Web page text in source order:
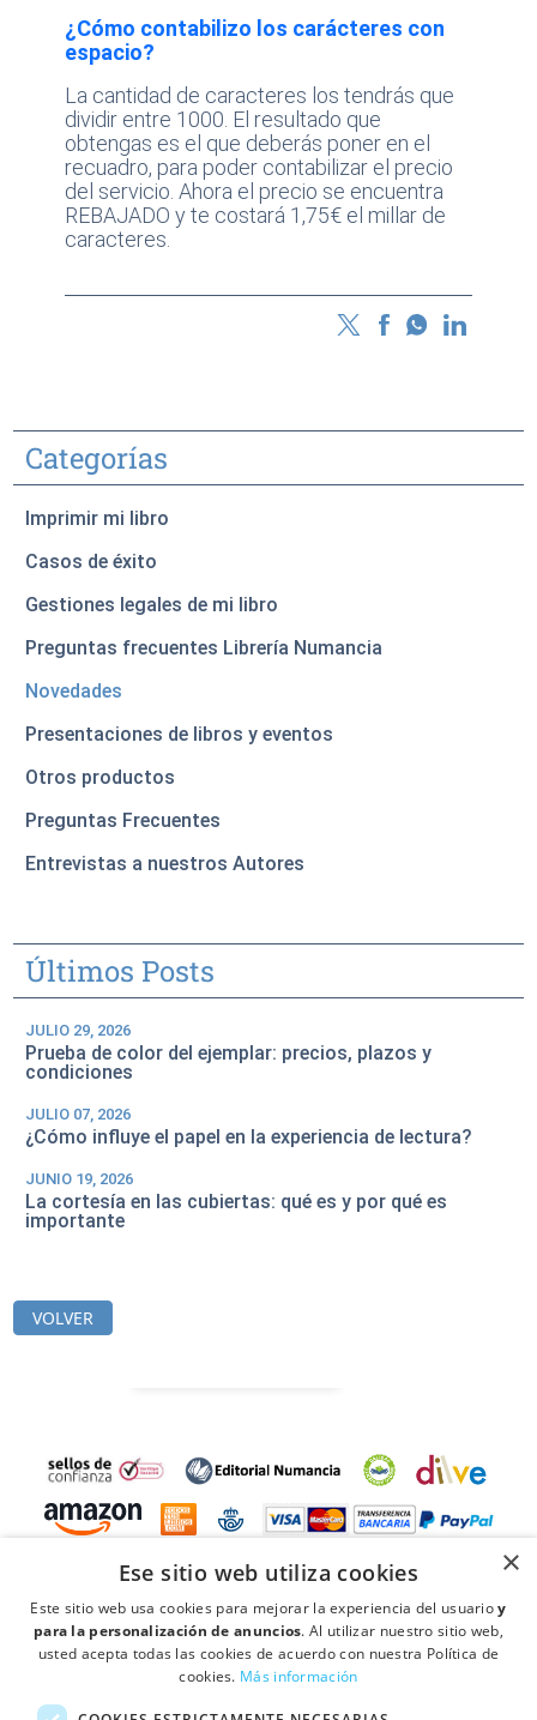
¿Cómo contabilizo los carácteres con
espacio?
La cantidad de caracteres los tendrás que
dividir entre 1000. El resultado que
obtengas es el que deberás poner en el
recuadro, para poder contabilizar el precio
del servicio. Ahora el precio se encuentra
REBAJADO y te costará 1,75€ el millar de
caracteres.
Categorías
Imprimir mi libro
Casos de éxito
Gestiones legales de mi libro
Preguntas frecuentes Librería Numancia
Novedades
Presentaciones de libros y eventos
Otros productos
Preguntas Frecuentes
Entrevistas a nuestros Autores
Últimos Posts
JULIO 29, 2026
Prueba de color del ejemplar: precios, plazos y
condiciones
JULIO 07, 2026
¿Cómo influye el papel en la experiencia de lectura?
JUNIO 19, 2026
La cortesía en las cubiertas: qué es y por qué es
importante
VOLVER
×
Ese sitio web utiliza cookies
Este sitio web usa cookies para mejorar la experiencia del usuarioy
para la personalización de anuncios. Al utilizar nuestro sitio web,
usted acepta todas las cookies de acuerdo con nuestra Política de
cookies. Más información